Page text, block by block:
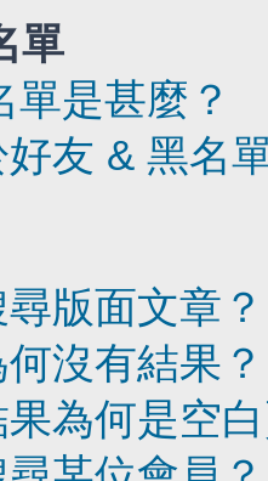
單
單是甚麼？
友 & 黑名
版面文章？
沒有結果？
為何是空